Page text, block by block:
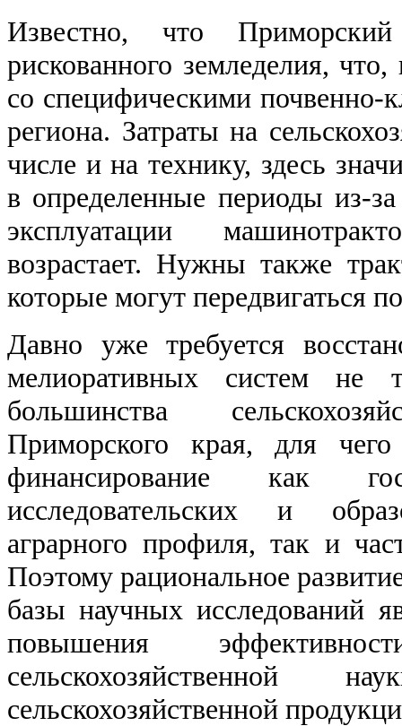
Известно, что
рискованного земледелия,
со специфическими почвенно-
региона. Затраты на
числе и на технику, здесь
в определенные периоды из-
эксплуатации
возрастает. Нужны также
которые могут передвигаться
Давно уже требуется
мелиоративных систем не
большинства
Приморского края, для чего
финансирование как
исследовательских и
аграрного профиля, так и
Поэтому рациональное
базы научных исследований
повышения
сельскохозяйственной
сельскохозяйственной